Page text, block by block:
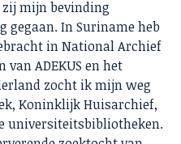
mijn bevinding
gegaan. In Suriname heb
in National Archief
ADEKUS en het
zocht ik mijn weg
Koninklijk Huisarchief,
universiteitsbibliotheken.